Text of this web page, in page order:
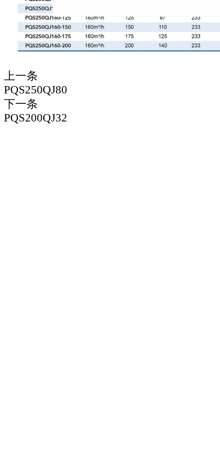
上一条
PQS250QJ80
下一条
PQS200QJ32